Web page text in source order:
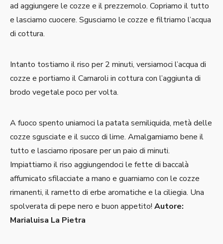
ad aggiungere le cozze e il prezzemolo. Copriamo il tutto
e lasciamo cuocere. Sgusciamo le cozze e filtriamo l’acqua
di cottura.
Intanto tostiamo il riso per 2 minuti, versiamoci l’acqua di
cozze e portiamo il Carnaroli in cottura con l’aggiunta di
brodo vegetale poco per volta.
A fuoco spento uniamoci la patata semiliquida, metà delle
cozze sgusciate e il succo di lime. Amalgamiamo bene il
tutto e lasciamo riposare per un paio di minuti.
Impiattiamo il riso aggiungendoci le fette di baccalà
affumicato sfilacciate a mano e guarniamo con le cozze
rimanenti, il rametto di erbe aromatiche e la ciliegia. Una
spolverata di pepe nero e buon appetito! Autore:
Marialuisa La Pietra